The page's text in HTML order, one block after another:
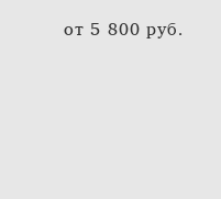
от 5 800 pуб.